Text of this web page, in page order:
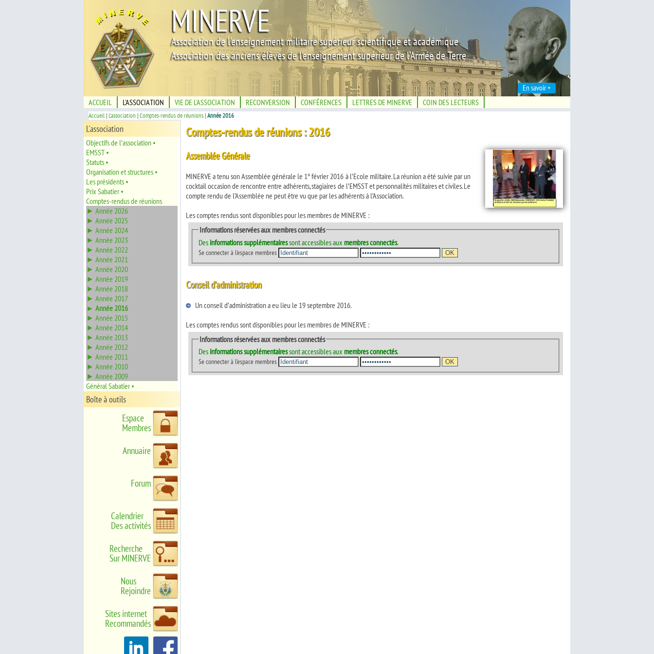
En savoir +
Association de l'enseignement militaire supérieur scientifique et académique
Association des anciens élèves de l'enseignement supérieur de l'Armée de Terre
MINERVE
ACCUEIL L'ASSOCIATION VIE DE L'ASSOCIATION RECONVERSION CONFÉRENCES LETTRES DE MINERVE COIN DES LECTEURS
Accueil|L'association |Comptes-rendus de réunions|Année 2016
L'association
Objectifs de l’association •
EMSST •
Statuts •
Organisation et structures •
Les présidents •
Prix Sabatier •
Comptes-rendus de réunions
► Année 2026
► Année 2025
► Année 2024
► Année 2023
► Année 2022
► Année 2021
► Année 2020
► Année 2019
► Année 2018
► Année 2017
► Année 2016
► Année 2015
► Année 2014
► Année 2013
► Année 2012
► Année 2011
► Année 2010
► Année 2009
Général Sabatier •
Boîte à outils
Espace
Membres
Annuaire
Forum
Calendrier
Des activités
Recherche
Sur MINERVE
Nous
Rejoindre
Sites internet
Recommandés
Comptes-rendus de réunions : 2016
Assemblée Générale
MINERVE a tenu son Assemblée générale le 1° février 2016 à l’Ecole militaire. La réunion a été suivie par un
cocktail occasion de rencontre entre adhérents, stagiaires de l’EMSST et personnalités militaires et civiles. Le
compte rendu de l’Assemblée ne peut être vu que par les adhérents à l’Association.
Les comptes rendus sont disponibles pour les membres de MINERVE :
Informations réservées aux membres connectés
Des informations supplémentairessont accessibles aux membres connectés.
Se connecter à l'espace membres
Conseil d’administration
Un conseil d’administration a eu lieu le 19 septembre 2016.
Les comptes rendus sont disponibles pour les membres de MINERVE :
Informations réservées aux membres connectés
Des informations supplémentairessont accessibles aux membres connectés.
Se connecter à l'espace membres